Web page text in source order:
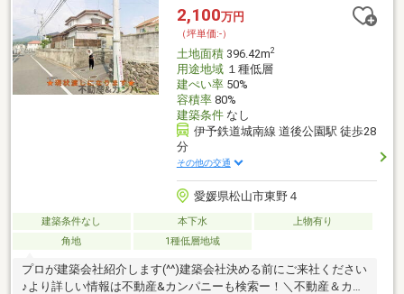
2,100万円
（坪単価:-）
土地面積396.42m2
用途地域１種低層
建ぺい率50%
容積率80%
建築条件なし
伊予鉄道城南線 道後公園駅 徒歩28
分
その他の交通
愛媛県松山市東野４
建築条件なし 本下水
上物有り
角地
1種低層地域
プロが建築会社紹介します(^^)建築会社決める前にご来社ください
♪より詳しい情報は不動産&カンパニーも検索ー！＼不動産＆カン